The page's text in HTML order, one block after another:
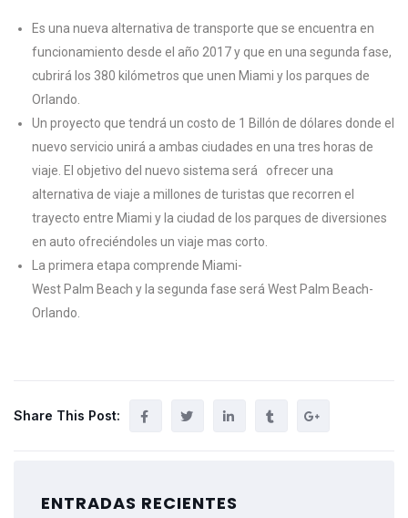
Es una nueva alternativa de transporte que se encuentra en
funcionamiento desde el año 2017 y que en una segunda fase,
cubrirá los 380 kilómetros que unen Miami y los parques de
Orlando.
Un proyecto que tendrá un costo de 1 Billón de dólares donde el
nuevo servicio unirá a ambas ciudades en una tres horas de
viaje. El objetivo del nuevo sistema será ofrecer una
alternativa de viaje a millones de turistas que recorren el
trayecto entre Miami y la ciudad de los parques de diversiones
en auto ofreciéndoles un viaje mas corto.
La primera etapa comprende Miami-
West Palm Beach y la segunda fase será West Palm Beach-
Orlando.
Share This Post:
ENTRADAS RECIENTES